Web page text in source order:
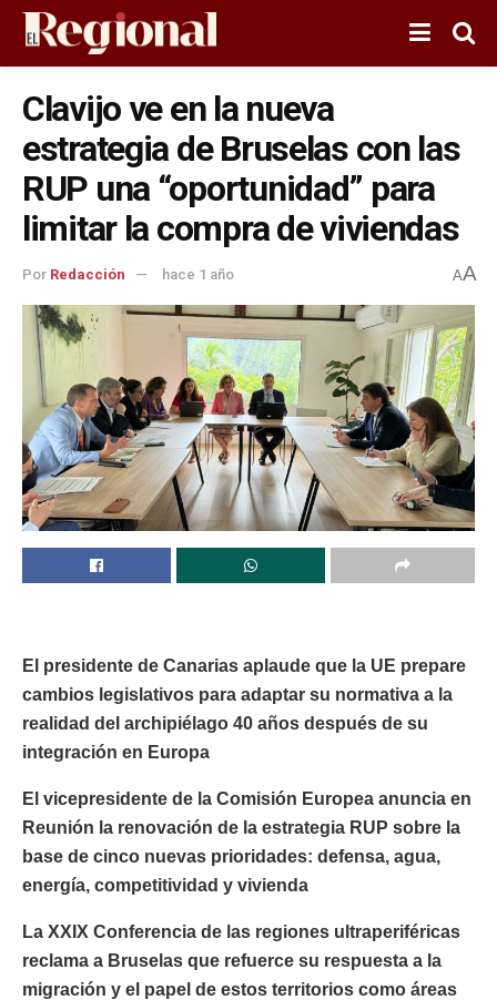
Clavijo ve en la nueva
estrategia de Bruselas con las
RUP una “oportunidad” para
limitar la compra de viviendas
Por Redacción hace 1 año AA
El presidente de Canarias aplaude que la UE prepare
cambios legislativos para adaptar su normativa a la
realidad del archipiélago 40 años después de su
integración en Europa
El vicepresidente de la Comisión Europea anuncia en
Reunión la renovación de la estrategia RUP sobre la
base de cinco nuevas prioridades: defensa, agua,
energía, competitividad y vivienda
La XXIX Conferencia de las regiones ultraperiféricas
reclama a Bruselas que refuerce su respuesta a la
migración y el papel de estos territorios como áreas